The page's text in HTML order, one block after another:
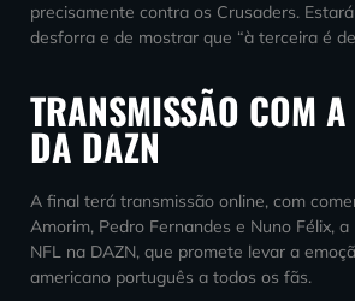
precisamente contra os Crusaders.
desforra e de mostrar que “à terceira é
TRANSMISSÃO COM
DA DAZN
A final terá transmissão online, com
Amorim, Pedro Fernandes e Nuno Félix,
NFL na DAZN, que promete levar a
americano português a todos os fãs.